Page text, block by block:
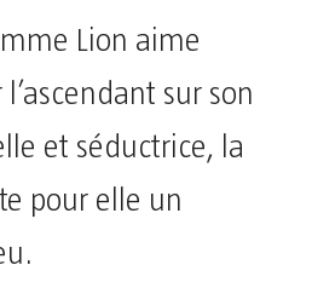
Lion aime
sur son
et séductrice, la
pour elle un